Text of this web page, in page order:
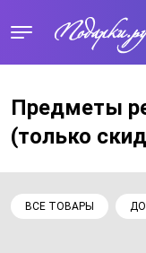
Предметы
(только
ВСЕ ТОВАРЫ ДО